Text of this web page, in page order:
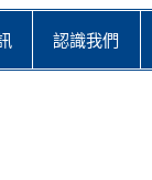
認識我們